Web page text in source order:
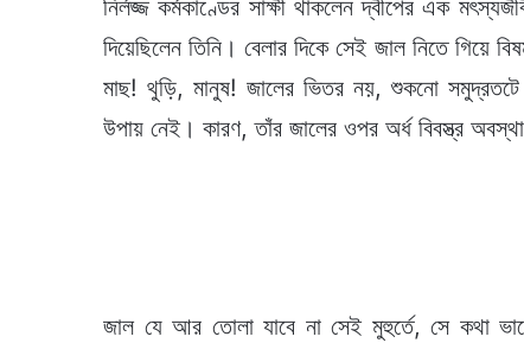
নির্লজ্জ কর্মকাণ্ডের সাক্ষী থাকলেন দ্বীপের এক
দিয়েছিলেন তিনি। বেলার দিকে সেই জাল নিতে গিয়ে
মাছ! থুড়ি, মানুষ! জালের ভিতর নয়, শুকনো
উপায় নেই। কারণ, তাঁর জালের ওপর অর্ধ বিবস্ত্র
জাল যে আর তোলা যাবে না সেই মুহুর্তে, সে কথা